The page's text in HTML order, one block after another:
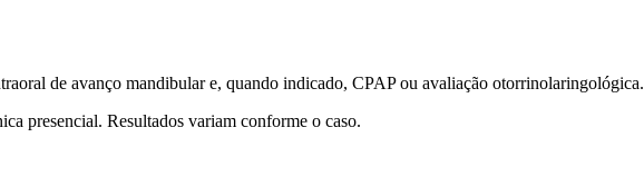
de avanço mandibular e, quando indicado, CPAP ou avaliação otorrinolaringológica.
presencial. Resultados variam conforme o caso.